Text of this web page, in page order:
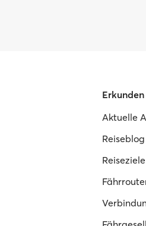
Erkunden
Aktuelle
Reiseblog
Reiseziele